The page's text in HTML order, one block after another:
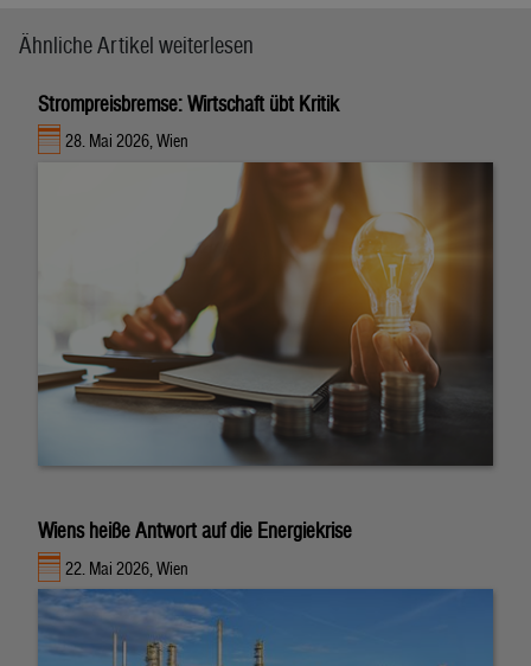
Ähnliche Artikel weiterlesen
Strompreisbremse: Wirtschaft übt Kritik
28. Mai 2026, Wien
Wiens heiße Antwort auf die Energiekrise
22. Mai 2026, Wien